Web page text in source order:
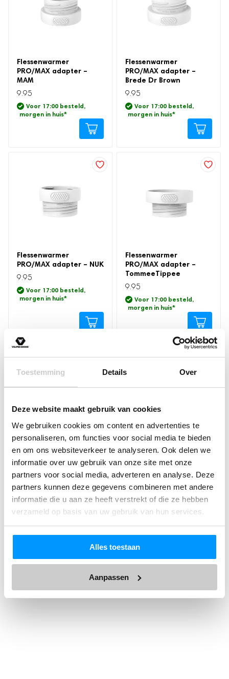
Toestemming Details Over
Deze website maakt gebruik van cookies
We gebruiken cookies om content en advertenties te
personaliseren, om functies voor social media te bieden
en om ons websiteverkeer te analyseren. Ook delen we
informatie over uw gebruik van onze site met onze
partners voor social media, adverteren en analyse. Deze
partners kunnen deze gegevens combineren met andere
informatie die u aan ze heeft verstrekt of die ze hebben
verzameld op basis van uw gebruik van hun services.
Alles toestaan
Aanpassen
Flessenwarmer
PRO/MAX adapter –
MAM
9.95
Voor 17:00 besteld,
morgen in huis*
Flessenwarmer
PRO/MAX adapter –
Brede Dr Brown
9.95
Voor 17:00 besteld,
morgen in huis*
Flessenwarmer
PRO/MAX adapter – NUK
9.95
Voor 17:00 besteld,
morgen in huis*
Flessenwarmer
PRO/MAX adapter –
TommeeTippee
9.95
Voor 17:00 besteld,
morgen in huis*
Flessenwarmer
PRO/MAX adapter –
Medela/TwistShake/Smalle
Dr Brown
9.95
Tijdelijk uitverkocht
Traphekje
Babynestje
Moedermelk bewaarzakjes
Zoogcompressen
Voedingskussen
Borstvoedingsdoek
Draagbare Melkkoeler
Zilveren Tepelkapjes
Zwangerschap
Zwangerschapskussens
Postpartum Kit